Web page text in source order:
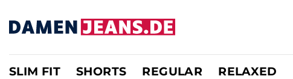
Inhalt
SLIM FIT SHORTS REGULAR RELAXED